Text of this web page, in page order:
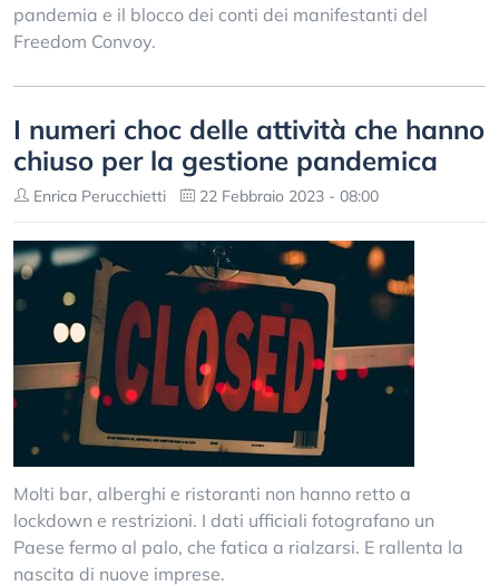
pandemia e il blocco dei conti dei manifestanti del
Freedom Convoy.
I numeri choc delle attività che hanno
chiuso per la gestione pandemica
Enrica Perucchietti 22 Febbraio 2023 - 08:00
Molti bar, alberghi e ristoranti non hanno retto a
lockdown e restrizioni. I dati ufficiali fotografano un
Paese fermo al palo, che fatica a rialzarsi. E rallenta la
nascita di nuove imprese.